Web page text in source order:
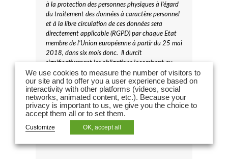
à la protection des personnes physiques à l’égard
du traitement des données à caractère personnel
et à la libre circulation de ces données sera
directe­ment applicable (RGPD) par chaque Etat
membre de l’Union européenne à partir du 25 mai
2018, dans six mois donc. Il durcit
significativement les obliga­tions incombant au
responsable de trai­tement et au sous-traitant,
notamment en matière de sécurité des données et
droits des personnes concernées.S’il est certain
que le Règlement 2016/679 vise en premier lieu
les socié­tés établies sur le territoire de l’Union,
son champ territorial est étendu et peut
concerner directement les entreprises éta­blies et
We use cookies to measure the number of visitors to
our site and to offer you a user experience based on
interactivity with other platforms (videos, social
networks, animated content, etc.). Because your
privacy is important to us, we give you the choice to
accept them all or to set them.
Customize OK, accept all